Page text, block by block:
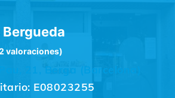
valoraciones)
E08023255